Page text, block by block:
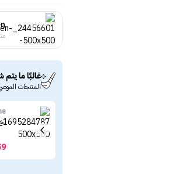
غالبًا ما يتم
المنتجات